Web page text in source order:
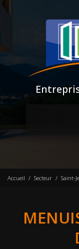
Accueil Secteur Saint-